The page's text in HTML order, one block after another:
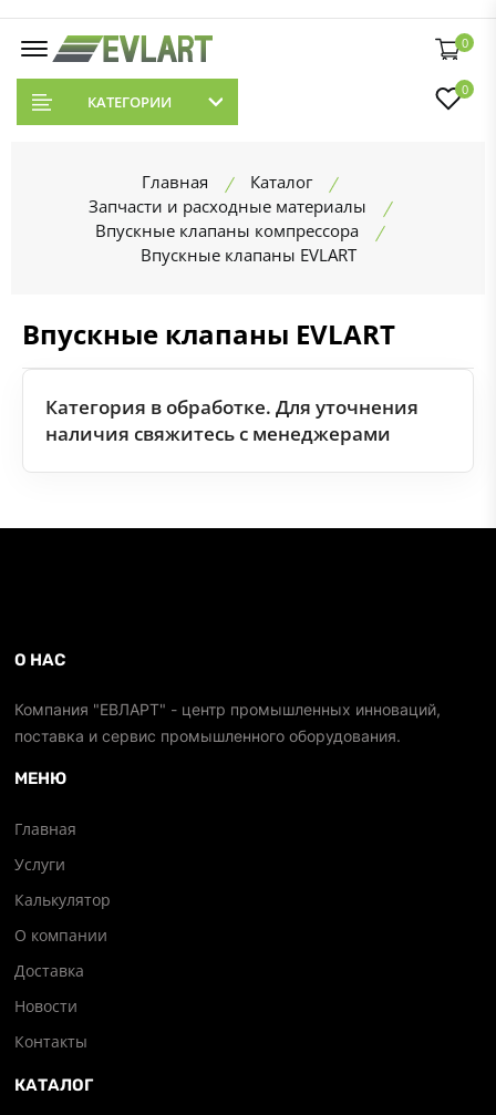
0
КАТЕГОРИИ
0
Главная
Каталог
Запчасти и расходные материалы
Впускные клапаны компрессора
Впускные клапаны EVLART
Впускные клапаны EVLART
Категория в обработке. Для уточнения
наличия свяжитесь с менеджерами
О НАС
Компания "ЕВЛАРТ" - центр промышленных инноваций,
поставка и сервис промышленного оборудования.
МЕНЮ
Главная
Услуги
Калькулятор
О компании
Доставка
Новости
Контакты
КАТАЛОГ